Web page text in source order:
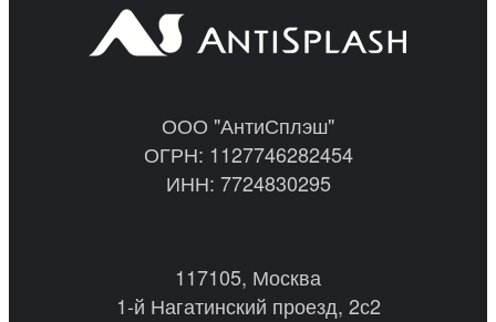
ООО "АнтиСплэш"
ОГРН: 1127746282454
ИНН: 7724830295
117105, Москва
1-й Нагатинский проезд, 2с2